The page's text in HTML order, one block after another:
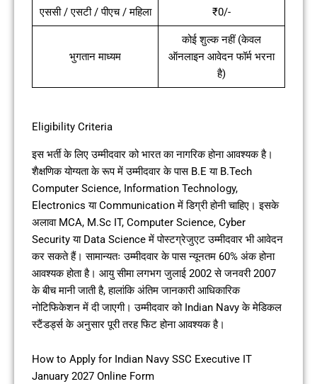
एससी / एसटी / पीएच / महिला ₹0/-
भुगतान माध्यम
कोई शुल्क नहीं (केवल
ऑनलाइन आवेदन फॉर्म भरना
है)
Eligibility Criteria
इस भर्ती के लिए उम्मीदवार को भारत का नागरिक होना आवश्यक है।
शैक्षणिक योग्यता के रूप में उम्मीदवार के पास B.E या B.Tech
Computer Science, Information Technology,
Electronics या Communication में डिग्री होनी चाहिए। इसके
अलावा MCA, M.Sc IT, Computer Science, Cyber
Security या Data Science में पोस्टग्रेजुएट उम्मीदवार भी आवेदन
कर सकते हैं। सामान्यतः उम्मीदवार के पास न्यूनतम 60% अंक होना
आवश्यक होता है। आयु सीमा लगभग जुलाई 2002 से जनवरी 2007
के बीच मानी जाती है, हालांकि अंतिम जानकारी आधिकारिक
नोटिफिकेशन में दी जाएगी। उम्मीदवार को Indian Navy के मेडिकल
स्टैंडर्ड्स के अनुसार पूरी तरह फिट होना आवश्यक है।
How to Apply for Indian Navy SSC Executive IT
January 2027 Online Form